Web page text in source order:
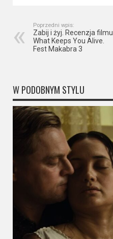
Poprzedni wpis:
Zabij i żyj. Recenzja filmu
What Keeps You Alive.
Fest Makabra 3
W PODOBNYM STYLU